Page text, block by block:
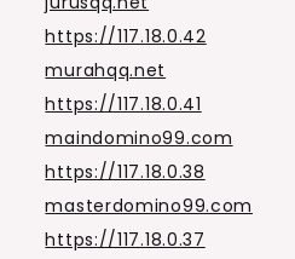
https://117.18.0.42
murahqq.net
https://117.18.0.41
maindomino99.com
https://117.18.0.38
masterdomino99.com
https://117.18.0.37